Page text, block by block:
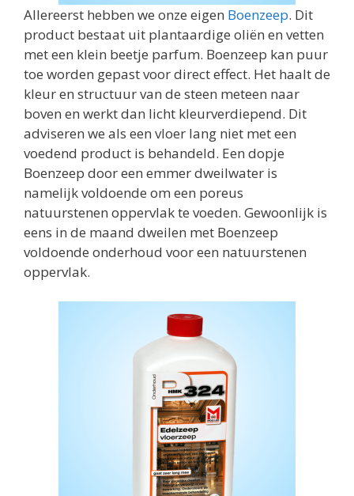
Allereerst hebben we onze eigen Boenzeep. Dit
product bestaat uit plantaardige oliën en vetten
met een klein beetje parfum. Boenzeep kan puur
toe worden gepast voor direct effect. Het haalt de
kleur en structuur van de steen meteen naar
boven en werkt dan licht kleurverdiepend. Dit
adviseren we als een vloer lang niet met een
voedend product is behandeld. Een dopje
Boenzeep door een emmer dweilwater is
namelijk voldoende om een poreus
natuurstenen oppervlak te voeden. Gewoonlijk is
eens in de maand dweilen met Boenzeep
voldoende onderhoud voor een natuurstenen
oppervlak.